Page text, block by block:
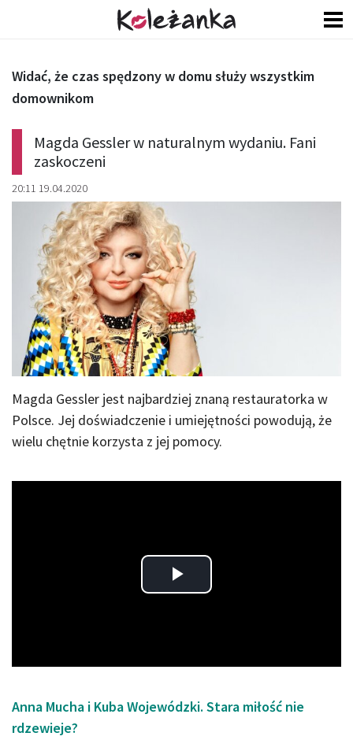
Magda Gessler w naturalnym wydaniu. Fani
zaskoczeni
20:11 19.04.2020
Widać, że czas spędzony w domu służy wszystkim
domownikom
Magda Gessler jest najbardziej znaną restauratorka w
Polsce. Jej doświadczenie i umiejętności powodują, że
wielu chętnie korzysta z jej pomocy.
Play
Anna Mucha i Kuba Wojewódzki. Stara miłość nie
rdzewieje?